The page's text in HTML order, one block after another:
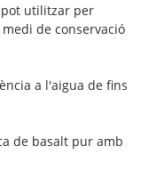
pot utilitzar per
de conservació
a l'aigua de fins
de basalt pur amb